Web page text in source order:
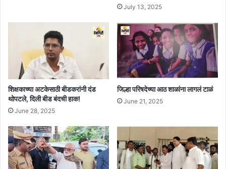
July 13, 2025
शिक्षकाच्या अटकेसाठी बीडकरांनी दंड
थोपटले, दिली बीड बंदची हाक!
June 28, 2025
जिल्हा परिषदेच्या आठ शाळांना लागलं टाळं
June 21, 2025